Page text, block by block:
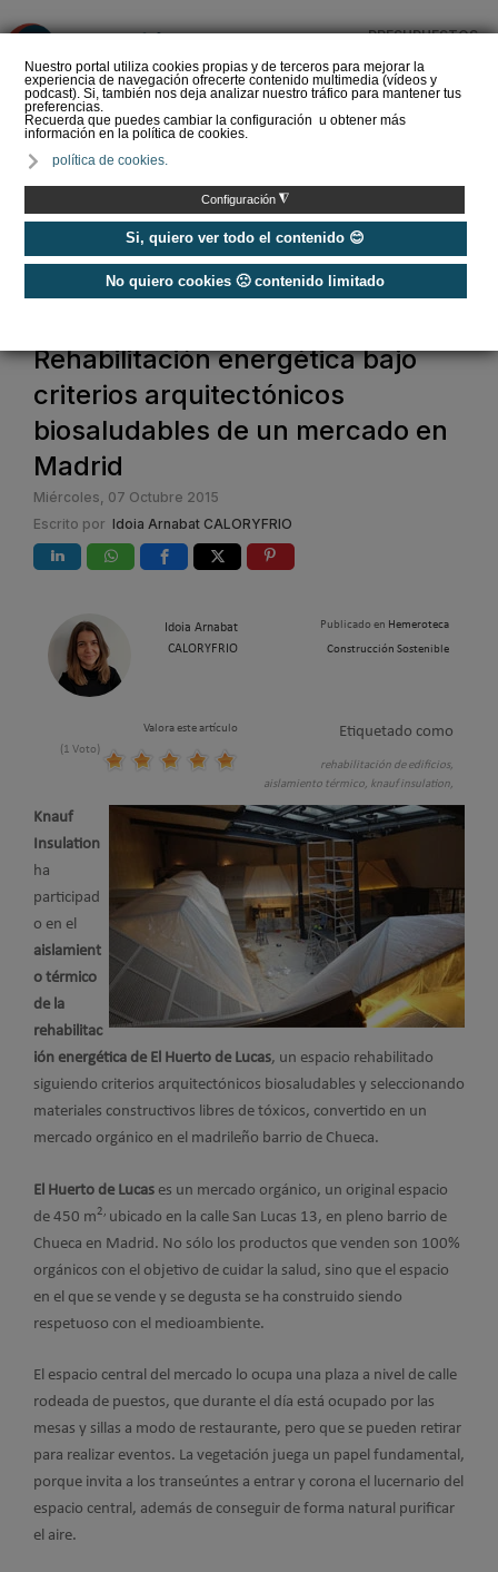
Nuestro portal utiliza cookies propias y de terceros para mejorar la
experiencia de navegación ofrecerte contenido multimedia (vídeos y
podcast). Si, también nos deja analizar nuestro tráfico para mantener tus
preferencias.
Recuerda que puedes cambiar la configuración u obtener más
información en la política de cookies.
política de cookies.
Configuración ◮
Si, quiero ver todo el contenido 😊
No quiero cookies 🙁 contenido limitado
PRESUPUESTOS
sistema Skywater® y
Sopranature® en su n…
Rehabilitación energética bajo
criterios arquitectónicos
biosaludables de un mercado en
Madrid
Miércoles, 07 Octubre 2015
Escrito por Idoia Arnabat CALORYFRIO
Idoia Arnabat
CALORYFRIO
Publicado en Hemeroteca
Construcción Sostenible
Valora este artículo
(1 Voto)
Etiquetado como
rehabilitación de edificios,
aislamiento térmico, knauf insulation,
Knauf
Insulation
ha
participad
o en el
aislamient
o térmico
de la
rehabilitac
ión energética de El Huerto de Lucas, un espacio rehabilitado
siguiendo criterios arquitectónicos biosaludables y seleccionando
materiales constructivos libres de tóxicos, convertido en un
mercado orgánico en el madrileño barrio de Chueca.
El Huerto de Lucas es un mercado orgánico, un original espacio
de 450 m2, ubicado en la calle San Lucas 13, en pleno barrio de
Chueca en Madrid. No sólo los productos que venden son 100%
orgánicos con el objetivo de cuidar la salud, sino que el espacio
en el que se vende y se degusta se ha construido siendo
respetuoso con el medioambiente.
El espacio central del mercado lo ocupa una plaza a nivel de calle
rodeada de puestos, que durante el día está ocupado por las
mesas y sillas a modo de restaurante, pero que se pueden retirar
para realizar eventos. La vegetación juega un papel fundamental,
porque invita a los transeúntes a entrar y corona el lucernario del
espacio central, además de conseguir de forma natural purificar
el aire.